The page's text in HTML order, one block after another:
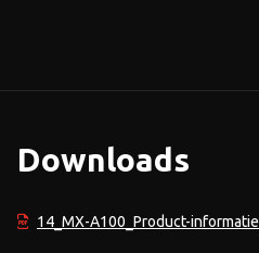
Downloads
14_MX-A100_Product-informatie